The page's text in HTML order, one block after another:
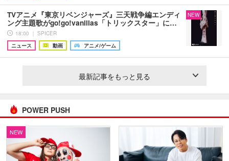
TVアニメ『東京リベンジャーズ』三天戦争編エンディ
ング主題歌がgo!go!vanillas「トリックスター」に…
18:00 ｜ SPICER
ニュース
動画 アニメ/ゲーム
NEW
最新記事をもっと見る
POWER PUSH
NEW